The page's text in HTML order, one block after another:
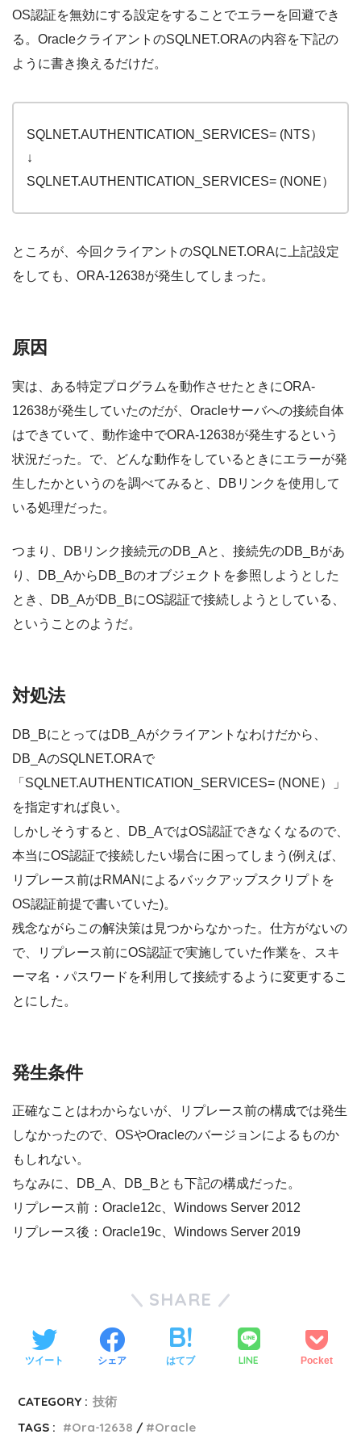
OS認証を無効にする設定をすることでエラーを回避でき
る。OracleクライアントのSQLNET.ORAの内容を下記の
ように書き換えるだけだ。
SQLNET.AUTHENTICATION_SERVICES= (NTS）
↓
SQLNET.AUTHENTICATION_SERVICES= (NONE）
ところが、今回クライアントのSQLNET.ORAに上記設定
をしても、ORA-12638が発生してしまった。
原因
実は、ある特定プログラムを動作させたときにORA-
12638が発生していたのだが、Oracleサーバへの接続自体
はできていて、動作途中でORA-12638が発生するという
状況だった。で、どんな動作をしているときにエラーが発
生したかというのを調べてみると、DBリンクを使用して
いる処理だった。
つまり、DBリンク接続元のDB_Aと、接続先のDB_Bがあ
り、DB_AからDB_Bのオブジェクトを参照しようとした
とき、DB_AがDB_BにOS認証で接続しようとしている、
ということのようだ。
対処法
DB_BにとってはDB_Aがクライアントなわけだから、
DB_AのSQLNET.ORAで
「SQLNET.AUTHENTICATION_SERVICES= (NONE）」
を指定すれば良い。
しかしそうすると、DB_AではOS認証できなくなるので、
本当にOS認証で接続したい場合に困ってしまう(例えば、
リプレース前はRMANによるバックアップスクリプトを
OS認証前提で書いていた)。
残念ながらこの解決策は見つからなかった。仕方がないの
で、リプレース前にOS認証で実施していた作業を、スキ
ーマ名・パスワードを利用して接続するように変更するこ
とにした。
発生条件
正確なことはわからないが、リプレース前の構成では発生
しなかったので、OSやOracleのバージョンによるものか
もしれない。
ちなみに、DB_A、DB_Bとも下記の構成だった。
リプレース前：Oracle12c、Windows Server 2012
リプレース後：Oracle19c、Windows Server 2019
SHARE
ツイート シェア はてブ LINE Pocket
CATEGORY : 技術
TAGS :
Ora-12638 Oracle